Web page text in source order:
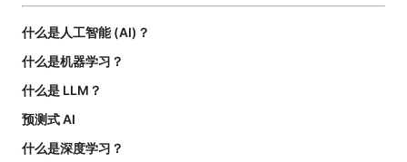
什么是人工智能 (AI)？
什么是机器学习？
什么是 LLM？
预测式 AI
什么是深度学习？